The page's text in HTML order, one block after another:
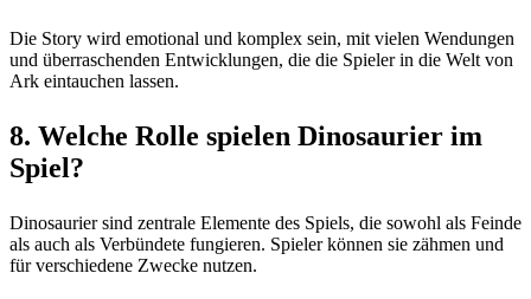
Die Story wird emotional und komplex sein, mit vielen Wendungen
und überraschenden Entwicklungen, die die Spieler in die Welt von
Ark eintauchen lassen.
8. Welche Rolle spielen Dinosaurier im
Spiel?
Dinosaurier sind zentrale Elemente des Spiels, die sowohl als Feinde
als auch als Verbündete fungieren. Spieler können sie zähmen und
für verschiedene Zwecke nutzen.